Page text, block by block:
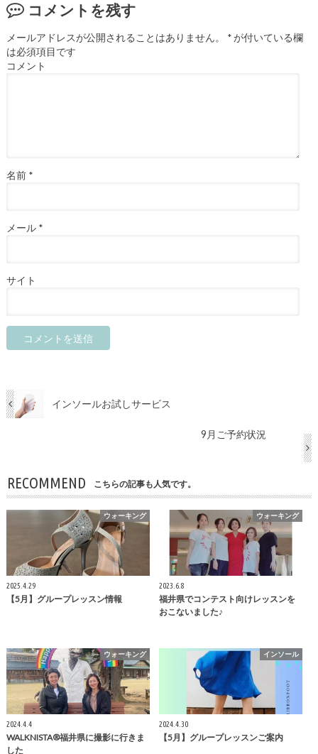
コメントを残す
メールアドレスが公開されることはありません。 *が付いている欄
は必須項目です
コメント
名前 *
メール *
サイト
インソールお試しサービス
9月ご予約状況
RECOMMEND こちらの記事も人気です。
ウォーキング
2025.4.29
【5月】グループレッスン情報
ウォーキング
2023.6.8
福井県でコンテスト向けレッスンを
おこないました♪
ウォーキング
2024.4.4
WALKNISTA®福井県に撮影に行きま
した
インソール
2024.4.30
【5月】グループレッスンご案内